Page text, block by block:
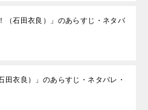
（石田衣良）」のあらすじ・ネタバ
田衣良）」のあらすじ・ネタバレ・